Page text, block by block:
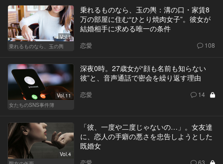
Vol.1
乗れるものなら、玉の輿
乗れるものなら、玉の輿：溝の口・家賃8
万の部屋に住む“ひとり焼肉女子”。彼女が
結婚相手に求める唯一の条件
恋愛 108
Vol.11
女たちのSNS事件簿
深夜0時。27歳女が“顔も名前も知らない
彼”と、音声通話で密会を繰り返す理由
恋愛 14
Vol.4
「彼、一度や二度じゃないの…」。女友達
に、恋人の手癖の悪さを忠告しようとした
既婚女
恋愛 63